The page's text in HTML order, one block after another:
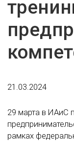
21.03.2024
29 марта в ИАиС
рамках